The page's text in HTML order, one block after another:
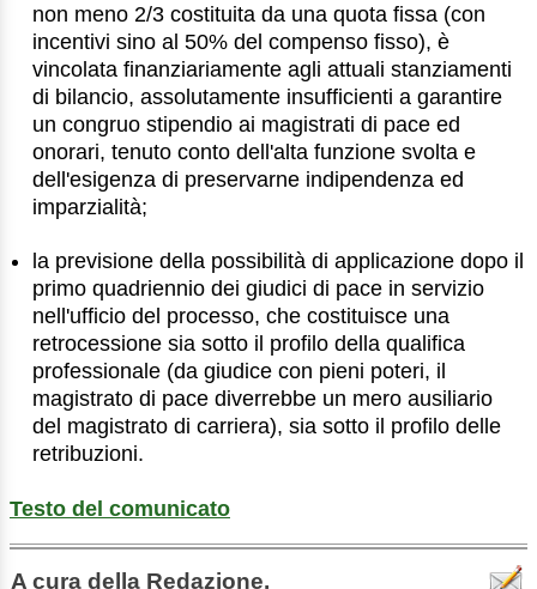
non meno 2/3 costituita da una quota fissa (con
incentivi sino al 50% del compenso fisso), è
vincolata finanziariamente agli attuali stanziamenti
di bilancio, assolutamente insufficienti a garantire
un congruo stipendio ai magistrati di pace ed
onorari, tenuto conto dell'alta funzione svolta e
dell'esigenza di preservarne indipendenza ed
imparzialità;
la previsione della possibilità di applicazione dopo il
primo quadriennio dei giudici di pace in servizio
nell'ufficio del processo, che costituisce una
retrocessione sia sotto il profilo della qualifica
professionale (da giudice con pieni poteri, il
magistrato di pace diverrebbe un mero ausiliario
del magistrato di carriera), sia sotto il profilo delle
retribuzioni.
Testo del comunicato
A cura della Redazione.